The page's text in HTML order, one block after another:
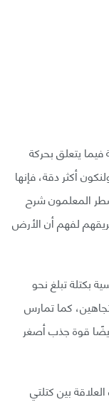
فيما يتعلق بحركة
أكثر دقة، فإنها
المعلمون شرح
لفهم أن الأرض
تبلغ نحو
كما تمارس
قوة جذب أصغر
بين كتلتي